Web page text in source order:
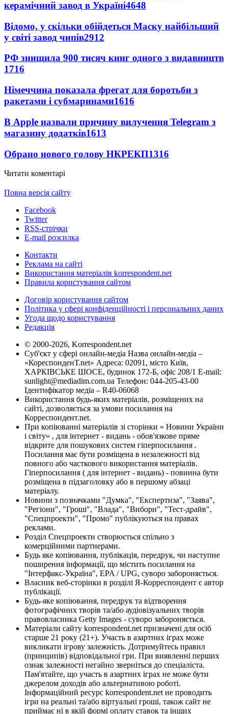
керамічний завод в Україні4648
Відомо, у скільки обійдеться Маску найбільший
у світі завод чипів2912
РФ знищила 900 тисяч книг одного з видавництв
1716
Німеччина показала фрегат для боротьби з
ракетами і субмаринами1616
В Apple назвали причину вилучення Telegram з
магазину додатків1613
Обрано нового голову НКРЕКП1316
Читати коментарі
Повна версія сайту
Facebook
Twitter
RSS-стрічки
E-mail розсилка
Контакти
Реклама на сайті
Використання матеріалів korrespondent.net
Правила користування сайтом
Договір користування сайтом
Політика у сфері конфіденційності і персональних даних
Угода щодо користування
Редакція
© 2000-2026, Korrespondent.net
Суб'єкт у сфері онлайн-медіа Назва онлайн-медіа –
«КореспонденТ.net» Адреса: 02091, місто Київ,
ХАРКІВСЬКЕ ШОСЕ, будинок 172-Б, офіс 208/1 E-mail:
sunlight@mediadim.com.ua Телефон: 044-205-43-00
Ідентифікатор медіа – R40-06068
Використання будь-яких матеріалів, розміщених на
сайті, дозволяється за умови посилання на
Корреспондент.net.
При копіюванні матеріалів зі сторінки « Новини України
і світу» , для інтернет - видань - обов'язкове пряме
відкрите для пошукових систем гіперпосилання .
Посилання має бути розміщена в незалежності від
повного або часткового використання матеріалів.
Гіперпосилання ( для інтернет - видань) - повинна бути
розміщена в підзаголовку або в першому абзаці
матеріалу.
Новини з позначками "Думка", "Експертиза", "Заява",
"Регіони", "Гроші", "Влада", "Вибори", "Тест-драйв",
"Спецпроекти", "Промо" публікуються на правах
реклами.
Розділ Спецпроекти створюється спільно з
комерційними партнерами.
Будь яке копіювання, публікація, передрук, чи наступне
поширення інформації, що містить посилання на
"Інтерфакс-Україна", EPA / UPG, суворо забороняється.
Власник веб-сторінки в розділі Я-Корреспондент є автор
публікації.
Будь-яке копіювання, передрук та відтворення
фотографічних творів та/або аудіовізуальних творів
правовласника Getty Images - суворо забороняється.
Матеріали сайту korrespondent.net призначені для осіб
старше 21 року (21+). Участь в азартних іграх може
викликати ігрову залежність. Дотримуйтесь правил
(принципів) відповідальної гри. При виявленні перших
ознак залежності негайно зверніться до спеціаліста.
Пам'ятайте, що участь в азартних іграх не може бути
джерелом доходів або альтернативою роботі.
Інформаційний ресурс korrespondent.net не проводить
ігри на реальні та/або віртуальні гроші, також сайт не
приймає ні в якій формі оплату ставок та інших